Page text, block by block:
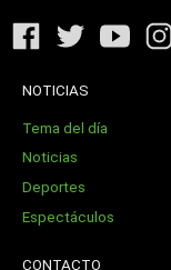
NOTICIAS
Tema del día
Noticias
Deportes
Espectáculos
CONTACTO